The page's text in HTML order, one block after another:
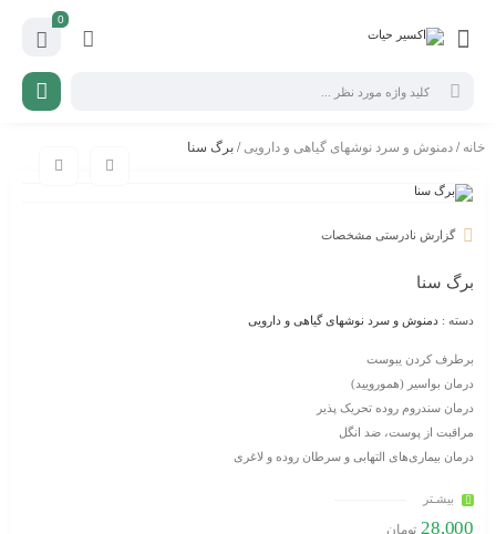
0
خانه / دمنوش و سرد نوشهای گیاهی و دارویی / برگ سنا
گزارش نادرستی مشخصات
برگ سنا
دسته : دمنوش و سرد نوشهای گیاهی و دارویی
برطرف کردن یبوست
درمان بواسیر (همورویید)
درمان سندروم روده تحریک پذیر
مراقبت از پوست، ضد انگل
درمان بیماری‌های التهابی و سرطان روده و لاغری
بیشـتر
28,000 تومان